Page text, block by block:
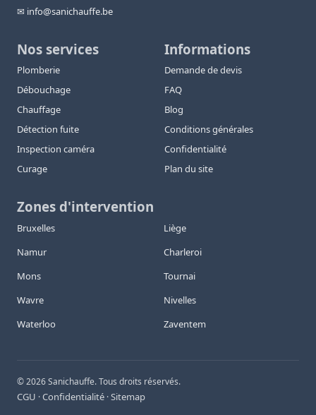
✉ info@sanichauffe.be
Nos services
Plomberie
Débouchage
Chauffage
Détection fuite
Inspection caméra
Curage
Informations
Demande de devis
FAQ
Blog
Conditions générales
Confidentialité
Plan du site
Zones d'intervention
Bruxelles
Liège
Namur
Charleroi
Mons
Tournai
Wavre
Nivelles
Waterloo
Zaventem
©2026Sanichauffe. Tous droits réservés.
CGU ·Confidentialité ·Sitemap